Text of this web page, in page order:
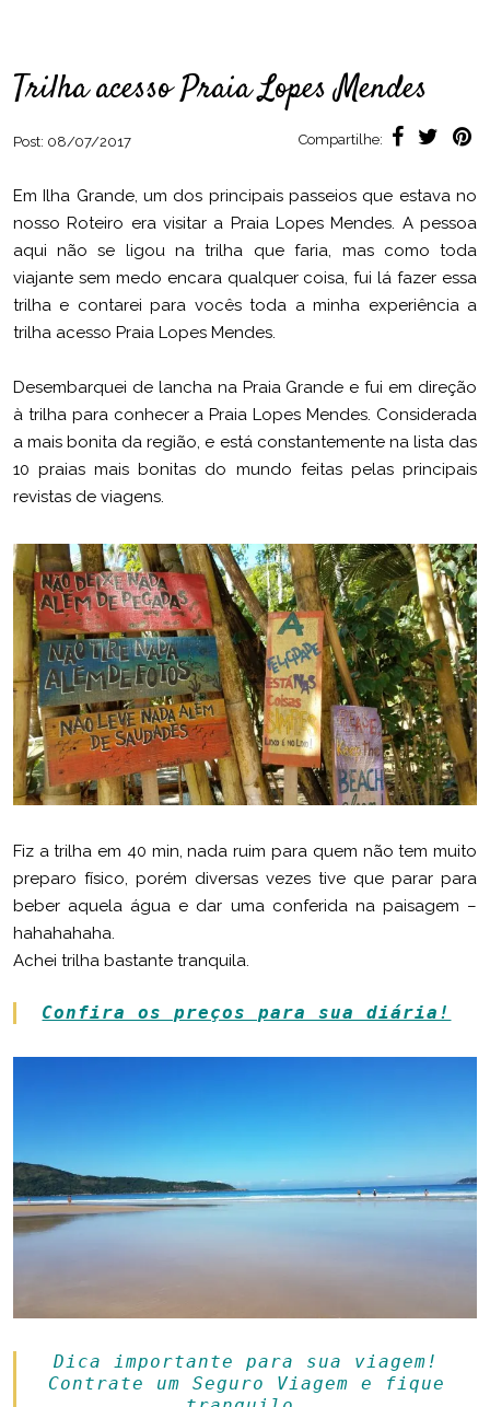
Trilha acesso Praia Lopes Mendes
Post: 08/07/2017 Compartilhe:
Em Ilha Grande, um dos principais passeios que estava no
nosso Roteiro era visitar a Praia Lopes Mendes. A pessoa
aqui não se ligou na trilha que faria, mas como toda
viajante sem medo encara qualquer coisa, fui lá fazer essa
trilha e contarei para vocês toda a minha experiência a
trilha acesso Praia Lopes Mendes.
Desembarquei de lancha na Praia Grande e fui em direção
à trilha para conhecer a Praia Lopes Mendes. Considerada
a mais bonita da região, e está constantemente na lista das
10 praias mais bonitas do mundo feitas pelas principais
revistas de viagens.
Fiz a trilha em 40 min, nada ruim para quem não tem muito
preparo físico, porém diversas vezes tive que parar para
beber aquela água e dar uma conferida na paisagem –
hahahahaha.
Achei trilha bastante tranquila.
Confira os preços para sua diária!
Dica importante para sua viagem!
Contrate um Seguro Viagem e fique